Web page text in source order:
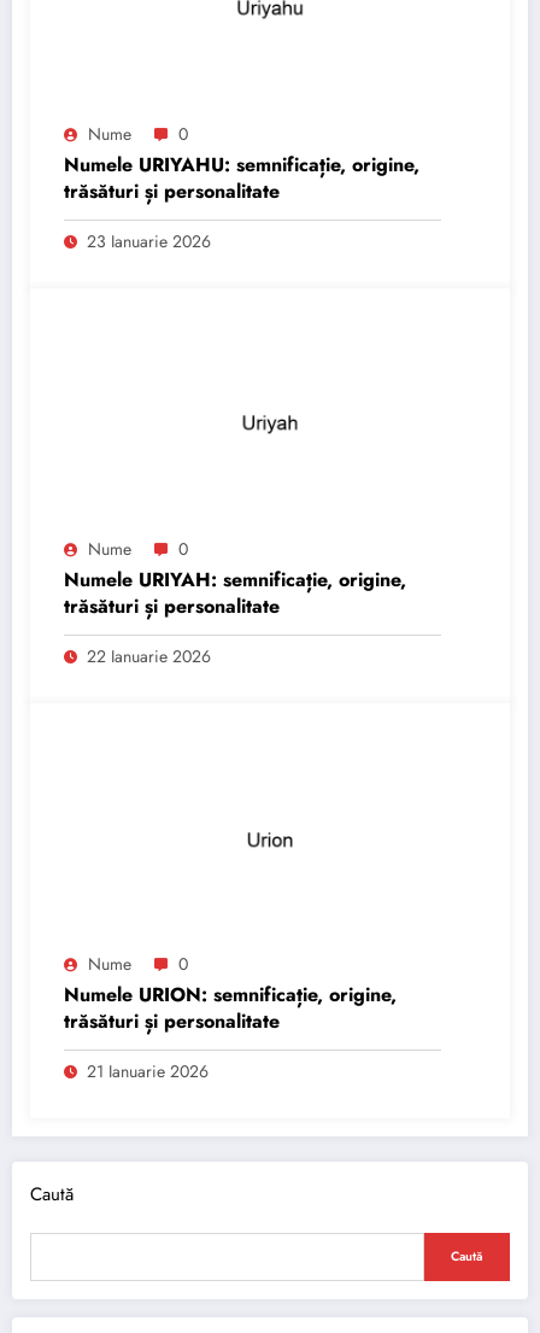
Nume 0
Numele URIYAHU: semnificație, origine,
trăsături și personalitate
23 Ianuarie 2026
Nume 0
Numele URIYAH: semnificație, origine,
trăsături și personalitate
22 Ianuarie 2026
Nume 0
Numele URION: semnificație, origine,
trăsături și personalitate
21 Ianuarie 2026
Caută
Caută